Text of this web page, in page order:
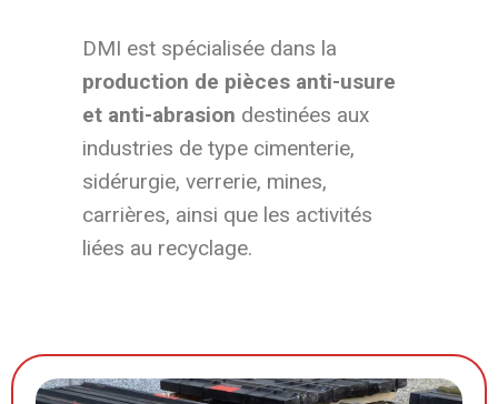
DMI est spécialisée dans la
production de pièces anti-usure
et anti-abrasion destinées aux
industries de type cimenterie,
sidérurgie, verrerie, mines,
carrières, ainsi que les activités
liées au recyclage.